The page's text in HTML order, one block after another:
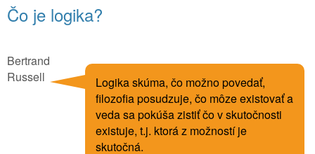
Čo je logika?
Bertrand
Russell
Logika skúma, čo možno povedať,
filozofia posudzuje, čo môze existovať a
veda sa pokúša zistiť čo v skutočnosti
existuje, t.j. ktorá z možností je
skutočná.